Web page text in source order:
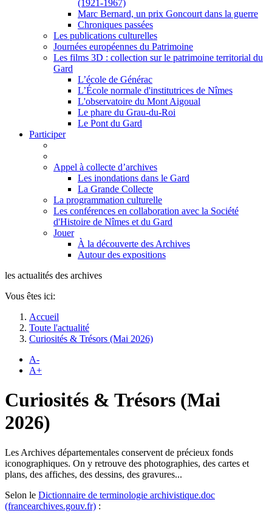
(1921-1967)
Marc Bernard, un prix Goncourt dans la guerre
Chroniques passées
Les publications culturelles
Journées européennes du Patrimoine
Les films 3D : collection sur le patrimoine territorial du
Gard
L’école de Générac
L’École normale d'institutrices de Nîmes
L'observatoire du Mont Aigoual
Le phare du Grau-du-Roi
Le Pont du Gard
Participer
Appel à collecte d’archives
Les inondations dans le Gard
La Grande Collecte
La programmation culturelle
Les conférences en collaboration avec la Société
d'Histoire de Nîmes et du Gard
Jouer
À la découverte des Archives
Autour des expositions
les actualités des archives
Vous êtes ici:
Accueil
Toute l'actualité
Curiosités & Trésors (Mai 2026)
A-
A+
Curiosités & Trésors (Mai
2026)
Les Archives départementales conservent de précieux fonds
iconographiques. On y retrouve des photographies, des cartes et
plans, des affiches, des dessins, des gravures...
Selon le Dictionnaire de terminologie archivistique.doc
(francearchives.gouv.fr) :